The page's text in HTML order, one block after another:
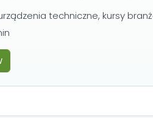
techniczne, kursy